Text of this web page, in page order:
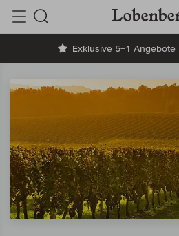
Exklusive 5+1 Angebote
Suche